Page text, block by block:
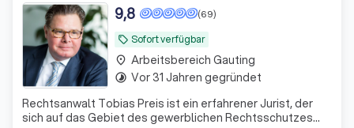
local_offer Sofort verfügbar
(69)
9,8
Rechtsanwalt Tobias Preis ist ein erfahrener Jurist, der
sich auf das Gebiet des gewerblichen Rechtsschutzes
place Arbeitsbereich Gauting
timelapse Vor 31 Jahren gegründet